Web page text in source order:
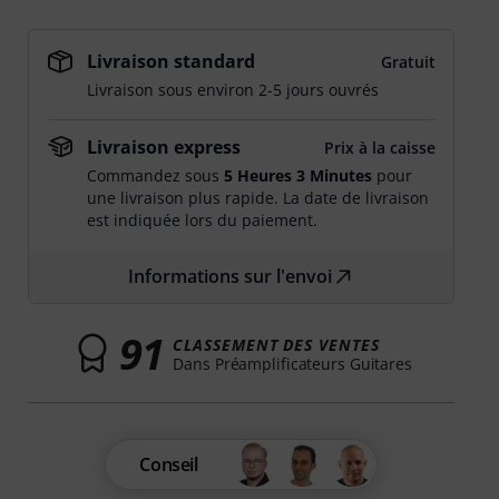
Livraison standard
Gratuit
Livraison sous environ 2-5 jours ouvrés
Livraison express
Prix à la caisse
Commandez sous 5 Heures 3 Minutes pour
une livraison plus rapide. La date de livraison
est indiquée lors du paiement.
Informations sur l'envoi
91 CLASSEMENT DES VENTES
Dans Préamplificateurs Guitares
Conseil